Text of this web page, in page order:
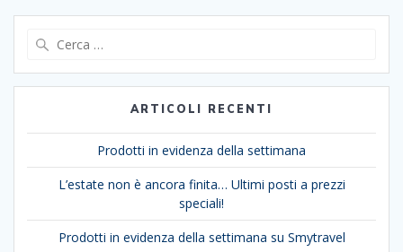
ARTICOLI RECENTI
Prodotti in evidenza della settimana
L’estate non è ancora finita… Ultimi posti a prezzi
speciali!
Prodotti in evidenza della settimana su Smytravel